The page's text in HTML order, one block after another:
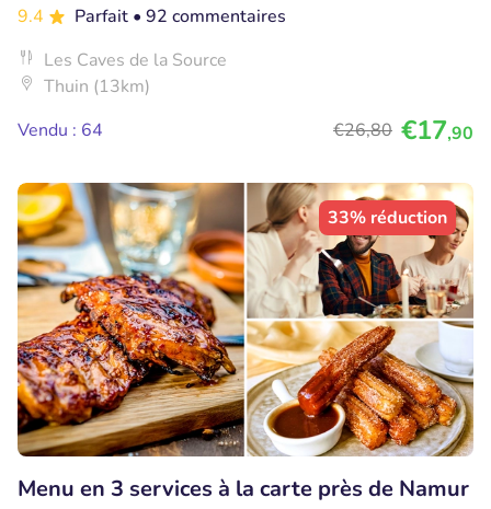
9.4
Parfait • 92 commentaires
Les Caves de la Source
Thuin (13km)
Vendu : 64
€26,80 €17,90
33% réduction
Menu en 3 services à la carte près de Namur